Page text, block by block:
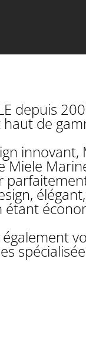
depuis
de
innovant,
Miele